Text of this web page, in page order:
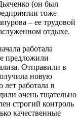
(он был
тоже
– ее трудовой
отдыхе.
работала
предложили
Отправили в
новую
работала в
очень тщательно
строгий контроль
качественные